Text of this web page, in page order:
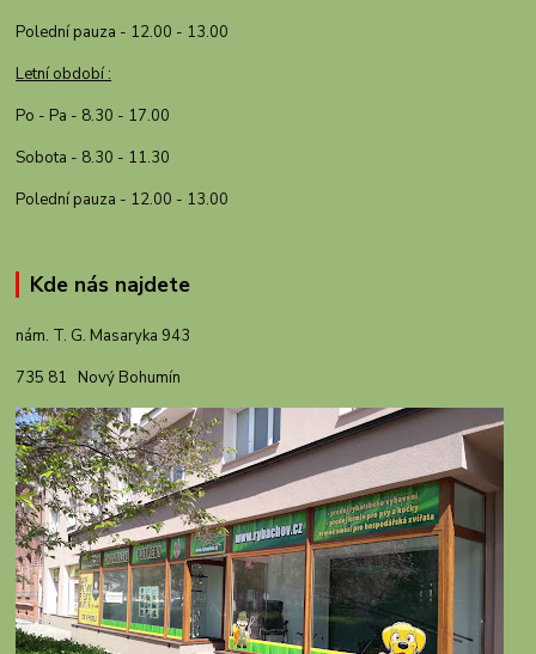
Polední pauza - 12.00 - 13.00
Letní období :
Po - Pa - 8.30 - 17.00
Sobota - 8.30 - 11.30
Polední pauza - 12.00 - 13.00
Kde nás najdete
nám. T. G. Masaryka 943
735 81 Nový Bohumín